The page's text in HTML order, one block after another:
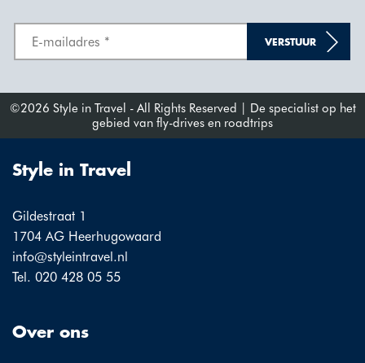
VERSTUUR
©2026 Style in Travel - All Rights Reserved | De specialist op het
gebied van fly-drives en roadtrips
Style in Travel
Gildestraat 1
1704 AG Heerhugowaard
info@styleintravel.nl
Tel. 020 428 05 55
Over ons